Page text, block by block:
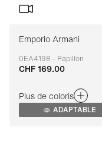
Emporio Armani
0EA4198 - Papillon
Adaptable
CHF 169.00
Plus de coloris
ADAPTABLE